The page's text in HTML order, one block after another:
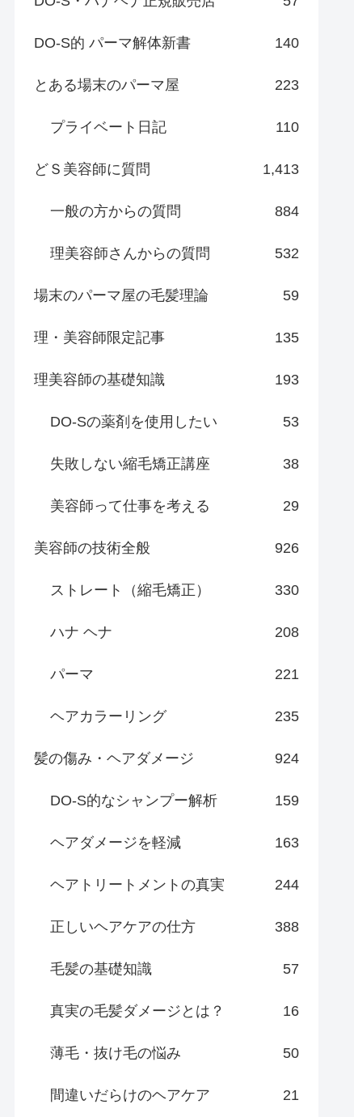
DO-S的 パーマ解体新書 140
とある場末のパーマ屋 223
プライベート日記 110
どＳ美容師に質問 1,413
一般の方からの質問 884
理美容師さんからの質問 532
場末のパーマ屋の毛髪理論 59
理・美容師限定記事 135
理美容師の基礎知識 193
DO-Sの薬剤を使用したい 53
失敗しない縮毛矯正講座 38
美容師って仕事を考える 29
美容師の技術全般 926
ストレート（縮毛矯正） 330
ハナ ヘナ 208
パーマ 221
ヘアカラーリング 235
髪の傷み・ヘアダメージ 924
DO-S的なシャンプー解析 159
ヘアダメージを軽減 163
ヘアトリートメントの真実 244
正しいヘアケアの仕方 388
毛髪の基礎知識 57
真実の毛髪ダメージとは？ 16
薄毛・抜け毛の悩み 50
間違いだらけのヘアケア 21